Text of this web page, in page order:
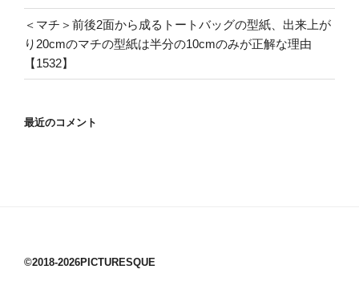
＜マチ＞前後2面から成るトートバッグの型紙、出来上が
り20cmのマチの型紙は半分の10cmのみが正解な理由
【1532】
最近のコメント
©2018-2026PICTURESQUE